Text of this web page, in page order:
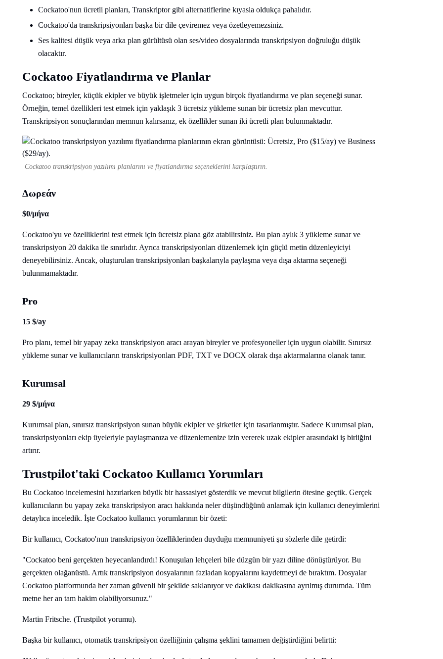
Cockatoo'nun ücretli planları, Transkriptor gibi alternatiflerine kıyasla oldukça pahalıdır.
Cockatoo'da transkripsiyonları başka bir dile çeviremez veya özetleyemezsiniz.
Ses kalitesi düşük veya arka plan gürültüsü olan ses/video dosyalarında transkripsiyon doğruluğu düşük
olacaktır.
Cockatoo Fiyatlandırma ve Planlar
Cockatoo; bireyler, küçük ekipler ve büyük işletmeler için uygun birçok fiyatlandırma ve plan seçeneği sunar.
Örneğin, temel özellikleri test etmek için yaklaşık 3 ücretsiz yükleme sunan bir ücretsiz plan mevcuttur.
Transkripsiyon sonuçlarından memnun kalırsanız, ek özellikler sunan iki ücretli plan bulunmaktadır.
Cockatoo transkripsiyon yazılımı planlarını ve fiyatlandırma seçeneklerini karşılaştırın.
Δωρεάν
$0/μήνα
Cockatoo'yu ve özelliklerini test etmek için ücretsiz plana göz atabilirsiniz. Bu plan aylık 3 yükleme sunar ve
transkripsiyon 20 dakika ile sınırlıdır. Ayrıca transkripsiyonları düzenlemek için güçlü metin düzenleyiciyi
deneyebilirsiniz. Ancak, oluşturulan transkripsiyonları başkalarıyla paylaşma veya dışa aktarma seçeneği
bulunmamaktadır.
Pro
15 $/ay
Pro planı, temel bir yapay zeka transkripsiyon aracı arayan bireyler ve profesyoneller için uygun olabilir. Sınırsız
yükleme sunar ve kullanıcıların transkripsiyonları PDF, TXT ve DOCX olarak dışa aktarmalarına olanak tanır.
Kurumsal
29 $/μήνα
Kurumsal plan, sınırsız transkripsiyon sunan büyük ekipler ve şirketler için tasarlanmıştır. Sadece Kurumsal plan,
transkripsiyonları ekip üyeleriyle paylaşmanıza ve düzenlemenize izin vererek uzak ekipler arasındaki iş birliğini
artırır.
Trustpilot'taki Cockatoo Kullanıcı Yorumları
Bu Cockatoo incelemesini hazırlarken büyük bir hassasiyet gösterdik ve mevcut bilgilerin ötesine geçtik. Gerçek
kullanıcıların bu yapay zeka transkripsiyon aracı hakkında neler düşündüğünü anlamak için kullanıcı deneyimlerini
detaylıca inceledik. İşte Cockatoo kullanıcı yorumlarının bir özeti:
Bir kullanıcı, Cockatoo'nun transkripsiyon özelliklerinden duyduğu memnuniyeti şu sözlerle dile getirdi:
"Cockatoo beni gerçekten heyecanlandırdı! Konuşulan lehçeleri bile düzgün bir yazı diline dönüştürüyor. Bu
gerçekten olağanüstü. Artık transkripsiyon dosyalarının fazladan kopyalarını kaydetmeyi de bıraktım. Dosyalar
Cockatoo platformunda her zaman güvenli bir şekilde saklanıyor ve dakikası dakikasına ayrılmış durumda. Tüm
metne her an tam hakim olabiliyorsunuz."
Martin Fritsche. (Trustpilot yorumu).
Başka bir kullanıcı, otomatik transkripsiyon özelliğinin çalışma şeklini tamamen değiştirdiğini belirtti: